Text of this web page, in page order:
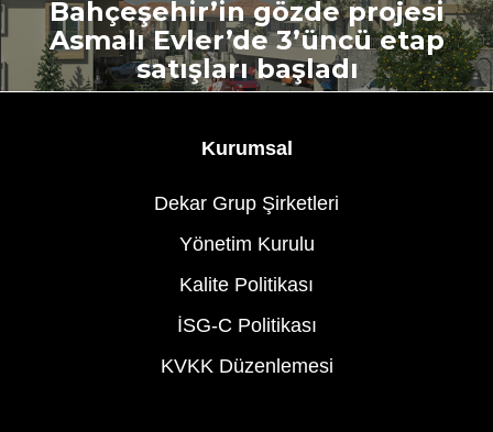
Bahçeşehir’in gözde projesi
Asmalı Evler’de 3’üncü etap
satışları başladı
Kurumsal
Dekar Grup Şirketleri
Yönetim Kurulu
Kalite Politikası
İSG-C Politikası
KVKK Düzenlemesi